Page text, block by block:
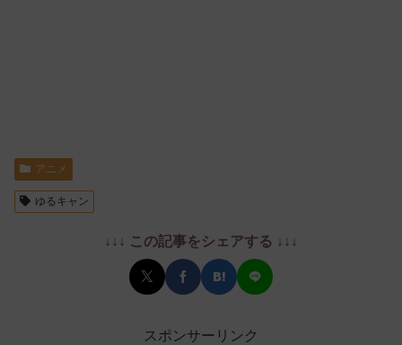
アニメ
ゆるキャン
↓↓↓ この記事をシェアする ↓↓↓
スポンサーリンク